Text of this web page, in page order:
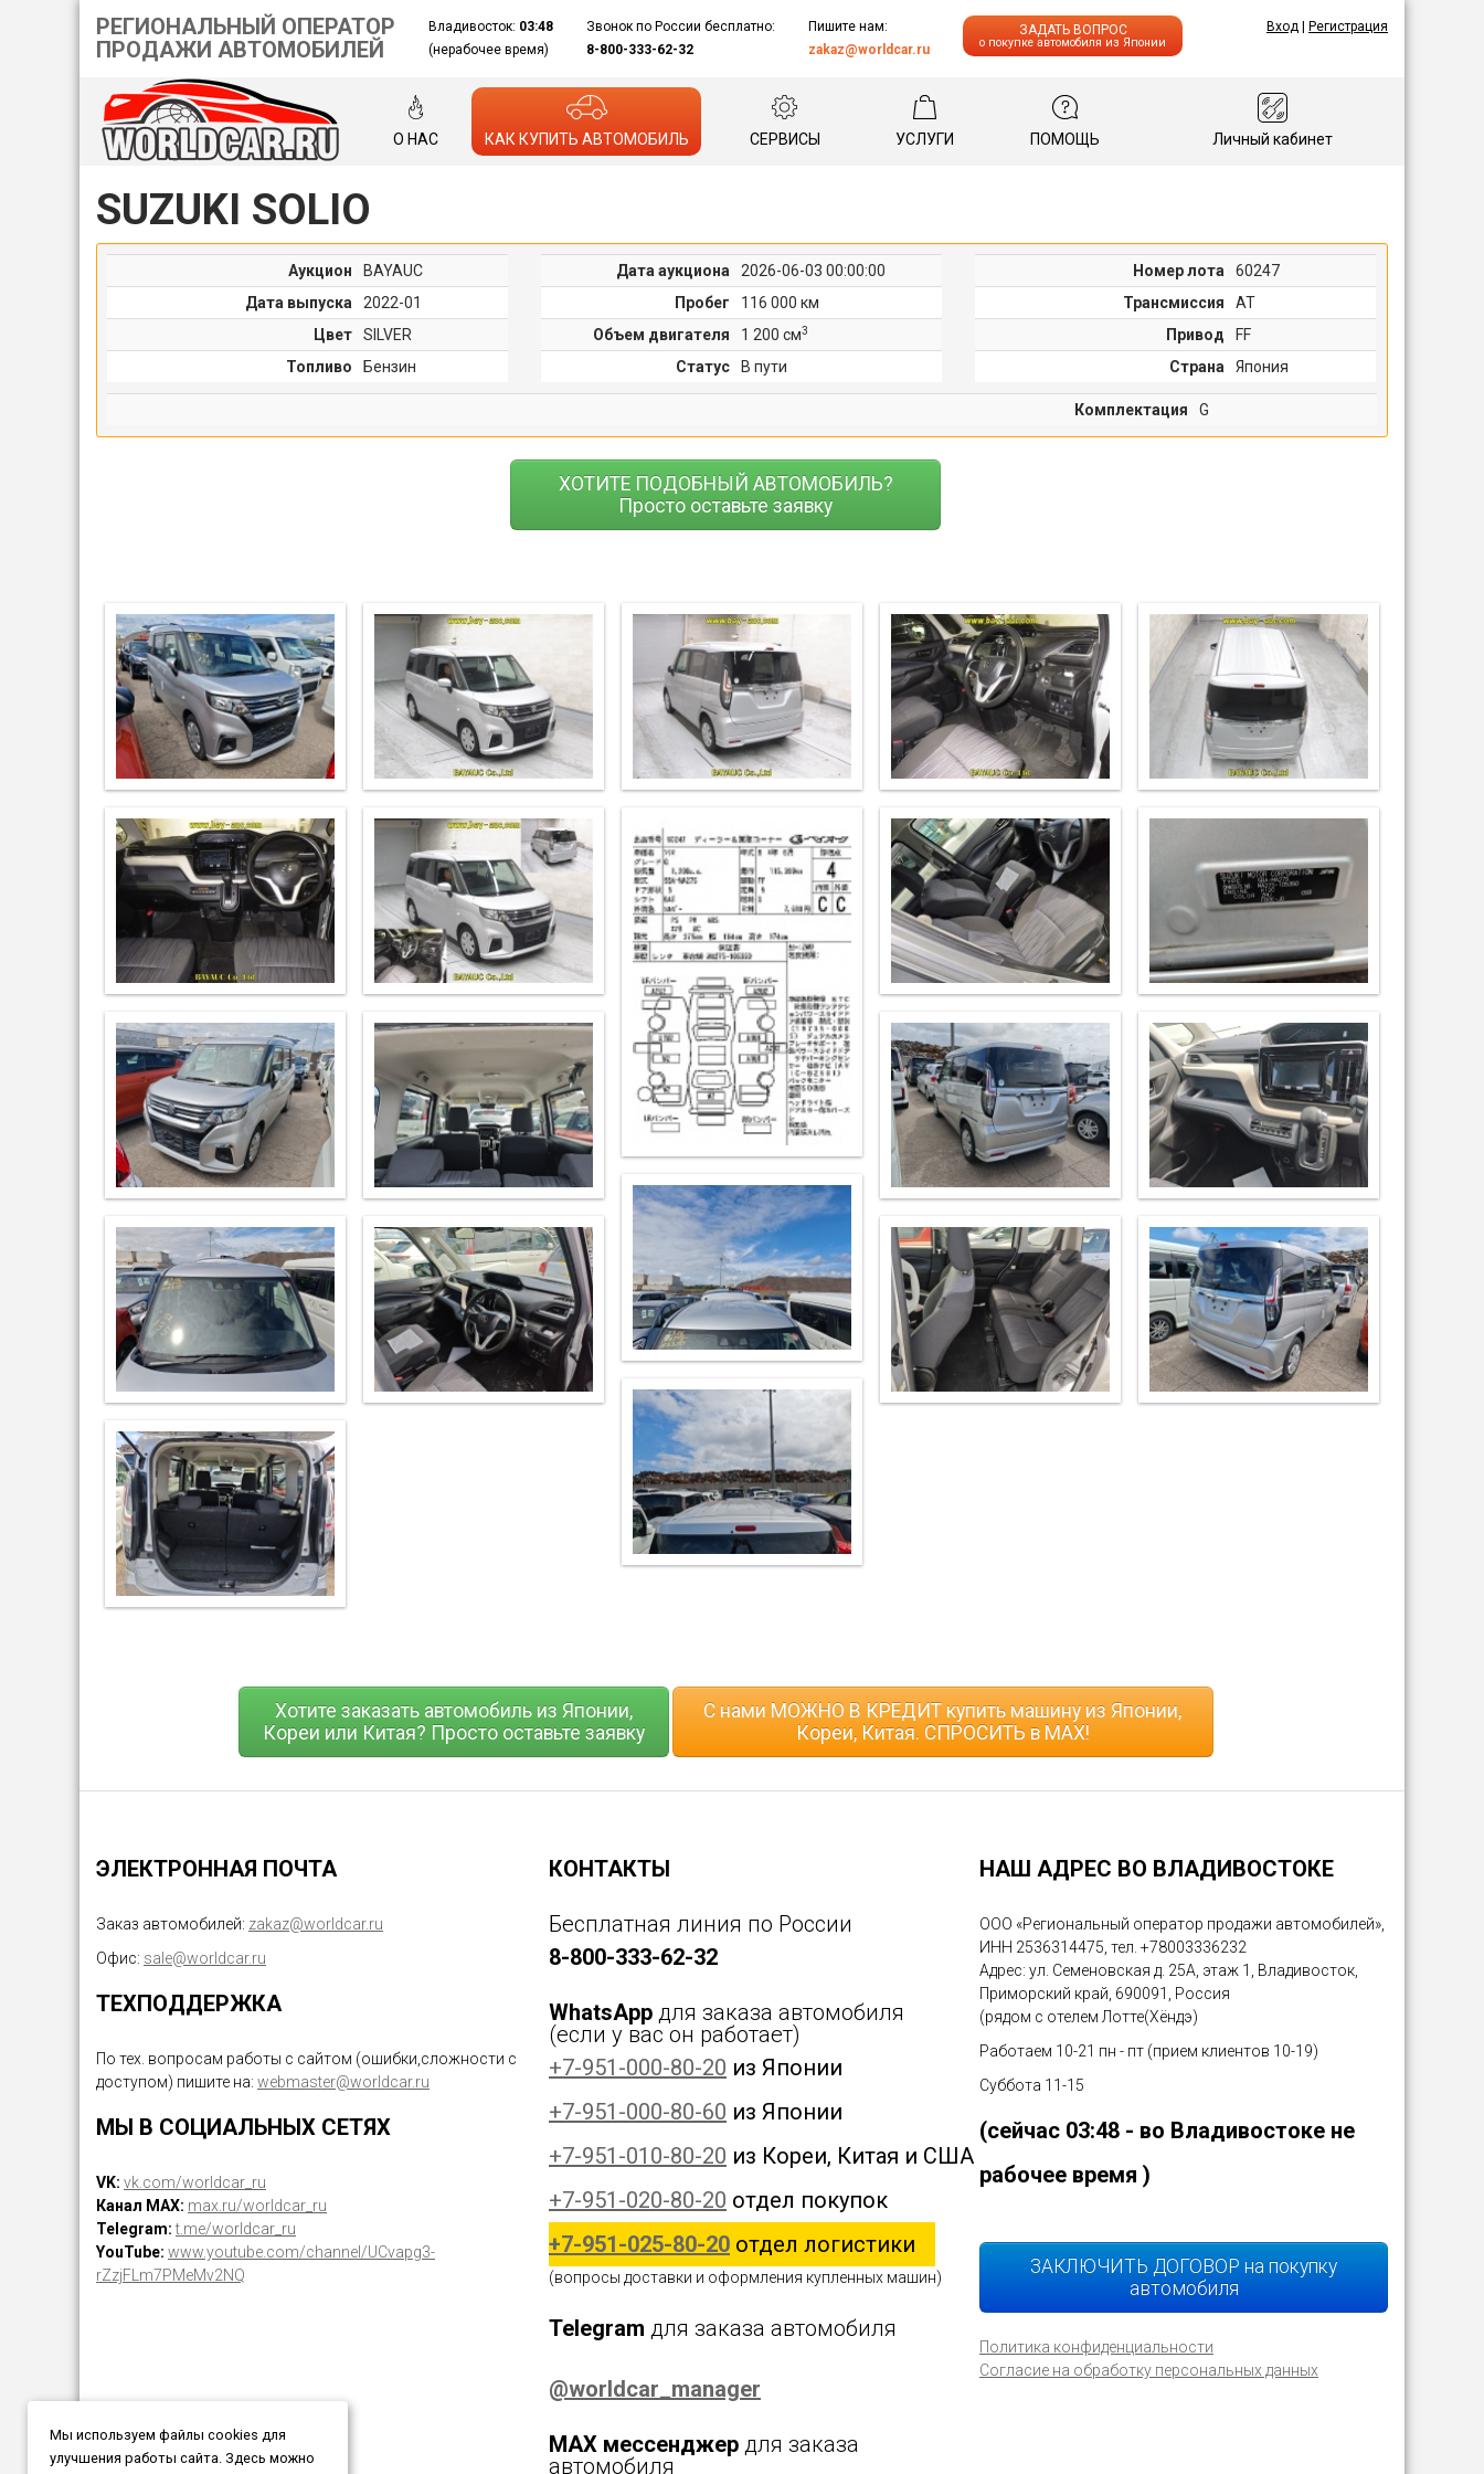
РЕГИОНАЛЬНЫЙ ОПЕРАТОР
ПРОДАЖИ АВТОМОБИЛЕЙ
Владивосток: 03:48
(нерабочее время)
Звонок по России бесплатно:
8-800-333-62-32
Пишите нам:
zakaz@worldcar.ru
ЗАДАТЬ ВОПРОС
о покупке автомобиля из Японии
Вход Регистрация
О НАС КАК КУПИТЬ АВТОМОБИЛЬ СЕРВИСЫ УСЛУГИ ПОМОЩЬ Личный кабинет
SUZUKI SOLIO
Аукцион
BAYAUC
Дата выпуска
2022-01
Цвет
SILVER
Топливо
Бензин
Дата аукциона
2026-06-03 00:00:00
Пробег
116 000 км
Объем двигателя
1 200 cм3
Статус В пути
Номер лота
60247
Трансмиссия
AT
Привод
FF
Страна
Япония
Комплектация G
ХОТИТЕ ПОДОБНЫЙ АВТОМОБИЛЬ?
Просто оставьте заявку
Хотите заказать автомобиль из Японии,
Кореи или Китая? Просто оставьте заявку
С нами МОЖНО В КРЕДИТ купить машину из Японии,
Кореи, Китая. СПРОСИТЬ в MAX!
ЭЛЕКТРОННАЯ ПОЧТА
Заказ автомобилей: zakaz@worldcar.ru
Офис: sale@worldcar.ru
ТЕХПОДДЕРЖКА
По тех. вопросам работы с сайтом (ошибки,сложности с
доступом) пишите на: webmaster@worldcar.ru
МЫ В СОЦИАЛЬНЫХ СЕТЯХ
VK: vk.com/worldcar_ru
Канал MAX: max.ru/worldcar_ru
Telegram: t.me/worldcar_ru
YouTube: www.youtube.com/channel/UCvapg3-
rZzjFLm7PMeMv2NQ
КОНТАКТЫ
Бесплатная линия по России
8-800-333-62-32
WhatsApp для заказа автомобиля
(если у вас он работает)
+7-951-000-80-20 из Японии
+7-951-000-80-60 из Японии
+7-951-010-80-20 из Кореи, Китая и США
+7-951-020-80-20 отдел покупок
+7-951-025-80-20 отдел логистики
(вопросы доставки и оформления купленных машин)
Telegram для заказа автомобиля
@worldcar_manager
MAX мессенджер для заказа
автомобиля
НАШ АДРЕС ВО ВЛАДИВОСТОКЕ
ООО «Региональный оператор продажи автомобилей»,
ИНН 2536314475, тел. +78003336232
Адрес: ул. Семеновская д. 25А, этаж 1, Владивосток,
Приморский край, 690091, Россия
(рядом с отелем Лотте(Хёндэ)
Работаем 10-21 пн - пт (прием клиентов 10-19)
Суббота 11-15
(сейчас 03:48 - во Владивостоке не
рабочее время )
ЗАКЛЮЧИТЬ ДОГОВОР на покупку
автомобиля
Политика конфиденциальности
Согласие на обработку персональных данных
Мы используем файлы cookies для
улучшения работы сайта. Здесь можно